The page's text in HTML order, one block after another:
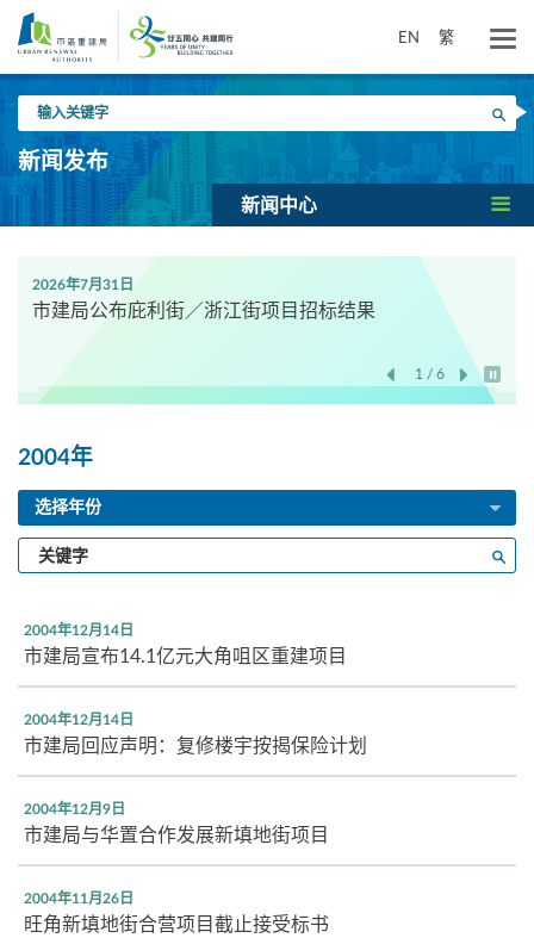
要
EN 繁
入
关
键
搜寻
新闻发布
新闻中心
2026年7月31日
市建局公布庇利街／浙江街项目招标结果
1 / 6
开始/
2004年
选择年份
输
入
键
字
2004年12月14日
市建局宣布14.1亿元大角咀区重建项目
2004年12月14日
市建局回应声明：复修楼宇按揭保险计划
2004年12月9日
市建局与华置合作发展新填地街项目
2004年11月26日
旺角新填地街合营项目截止接受标书